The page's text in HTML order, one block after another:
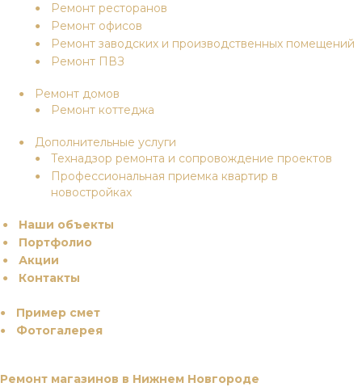
Ремонт ресторанов
Ремонт офисов
Ремонт заводских и производственных помещений
Ремонт ПВЗ
Ремонт домов
Ремонт коттеджа
Дополнительные услуги
Технадзор ремонта и сопровождение проектов
Профессиональная приемка квартир в
новостройках
Наши объекты
Портфолио
Акции
Контакты
Пример смет
Фотогалерея
Ремонт магазинов в Нижнем Новгороде